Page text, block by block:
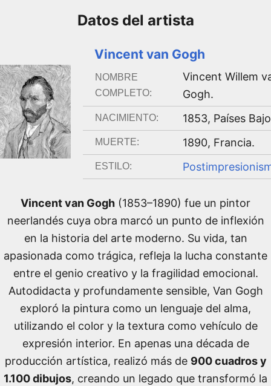
Datos del artista
Vincent van Gogh
NOMBRE
COMPLETO:
Vincent Willem
Gogh.
NACIMIENTO: 1853, Países
MUERTE: 1890, Francia.
ESTILO:
Vincent van Gogh (1853–1890) fue un pintor
neerlandés cuya obra marcó un punto de inflexión
en la historia del arte moderno. Su vida, tan
apasionada como trágica, refleja la lucha constante
entre el genio creativo y la fragilidad emocional.
Autodidacta y profundamente sensible, Van Gogh
exploró la pintura como un lenguaje del alma,
utilizando el color y la textura como vehículo de
expresión interior. En apenas una década de
producción artística, realizó más de 900 cuadros y
1.100 dibujos, creando un legado que transformó la